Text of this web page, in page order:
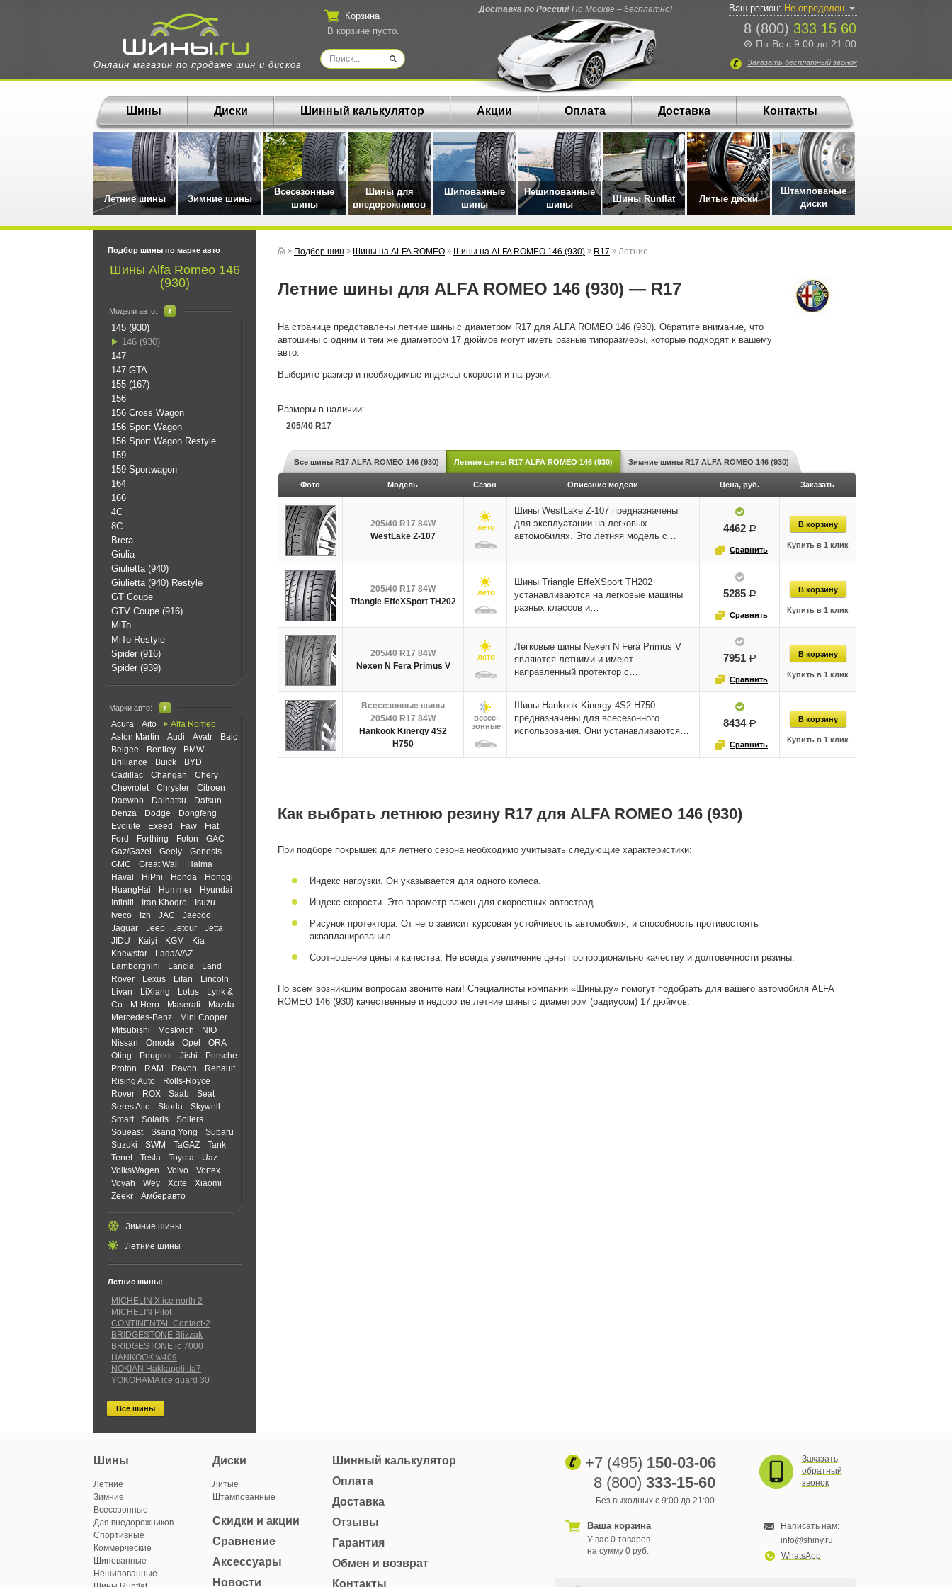
Онлайн магазин по продаже шин и дисков
Доставка по России! По Москве – бесплатно!
8 (800) 333 15 60
Пн-Вс с 9:00 до 21:00
Заказать бесплатный звонок
Корзина
В корзине пусто.
Ваш регион: Не определен
Шины Диски Шинный калькулятор Акции Оплата Доставка Контакты
Летние шины Зимние шины
Всесезонные
шины
Шины для
внедорожников
Шипованные
шины
Нешипованные
шины
Шины Runflat Литые диски
Штампованые
диски
Подбор шины по марке авто
Шины Alfa Romeo 146
(930)
Модели авто:
145 (930)
146 (930)
147
147 GTA
155 (167)
156
156 Cross Wagon
156 Sport Wagon
156 Sport Wagon Restyle
159
159 Sportwagon
164
166
4C
8C
Brera
Giulia
Giulietta (940)
Giulietta (940) Restyle
GT Coupe
GTV Coupe (916)
MiTo
MiTo Restyle
Spider (916)
Spider (939)
Марки авто:
Acura Aito
Alfa Romeo
Aston Martin
Audi Avatr
Baic
Belgee
Bentley
BMW
Brilliance
Buick
BYD
Cadillac
Changan
Chery
Chevrolet
Chrysler
Citroen
Daewoo
Daihatsu
Datsun
Denza
Dodge
Dongfeng
Evolute
Exeed Faw
Fiat
Ford
Forthing Foton
GAC
Gaz/Gazel
Geely
Genesis
GMC
Great Wall
Haima
Haval
HiPhi Honda
Hongqi
HuangHai
Hummer
Hyundai
Infiniti
Iran Khodro
Isuzu
iveco
Izh JAC
Jaecoo
Jaguar
Jeep Jetour
Jetta
JIDU
Kaiyi KGM
Kia
Knewstar
Lada/VAZ
Lamborghini
Lancia
Land
Rover
Lexus Lifan
Lincoln
Livan
LiXiang Lotus
Lynk &
Co
M-Hero Maserati
Mazda
Mercedes-Benz
Mini Cooper
Mitsubishi
Moskvich
NIO
Nissan
Omoda Opel
ORA
Oting
Peugeot Jishi
Porsche
Proton
RAM Ravon
Renault
Rising Auto
Rolls-Royce
Rover
ROX Saab
Seat
Seres Aito
Skoda
Skywell
Smart
Solaris
Sollers
Soueast
Ssang Yong
Subaru
Suzuki
SWM TaGAZ
Tank
Tenet
Tesla Toyota
Uaz
VolksWagen
Volvo
Vortex
Voyah
Wey Xcite
Xiaomi
Zeekr
Амберавто
Зимние шины
Летние шины
Летние шины:
MICHELIN X ice north 2
MICHELIN Pilot
CONTINENTAL Contact-2
BRIDGESTONE Blizzak
BRIDGESTONE ic 7000
HANKOOK w409
NOKIAN Hakkapeliitta7
YOKOHAMA ice guard 30
Все шины
» Подбор шин » Шины на ALFA ROMEO » Шины на ALFA ROMEO 146 (930) » R17 » Летние
Летние шины для ALFA ROMEO 146 (930) — R17
На странице представлены летние шины с диаметром R17 для ALFA ROMEO 146 (930). Обратите внимание, что
автошины с одним и тем же диаметром 17 дюймов могут иметь разные типоразмеры, которые подходят к вашему
авто.
Выберите размер и необходимые индексы скорости и нагрузки.
Размеры в наличии:
205/40 R17
Все шины R17 ALFA ROMEO 146 (930) Летние шины R17 ALFA ROMEO 146 (930) Зимние шины R17 ALFA ROMEO 146 (930)
Фото Модель Сезон Описание модели Цена, руб. Заказать
205/40 R17 84W
WestLake Z-107
лето
Шины WestLake Z-107 предназначены
для эксплуатации на легковых
автомобилях. Это летняя модель с…
4462 руб.
205/40 R17 84W
Triangle EffeXSport TH202
лето
Шины Triangle EffeXSport TH202
устанавливаются на легковые машины
разных классов и…
5285 руб.
205/40 R17 84W
Nexen N Fera Primus V
лето
Легковые шины Nexen N Fera Primus V
являются летними и имеют
направленный протектор с…
7951 руб.
Всесезонные шины
205/40 R17 84W
Hankook Kinergy 4S2
H750
всесе-
зонные
Шины Hankook Kinergy 4S2 H750
предназначены для всесезонного
использования. Они устанавливаются…
8434 руб.
Как выбрать летнюю резину R17 для ALFA ROMEO 146 (930)
При подборе покрышек для летнего сезона необходимо учитывать следующие характеристики:
Индекс нагрузки. Он указывается для одного колеса.
Индекс скорости. Это параметр важен для скоростных автострад.
Рисунок протектора. От него зависит курсовая устойчивость автомобиля, и способность противостоять
аквапланированию.
Соотношение цены и качества. Не всегда увеличение цены пропорционально качеству и долговечности резины.
По всем возникшим вопросам звоните нам! Специалисты компании «Шины.ру» помогут подобрать для вашего автомобиля ALFA
ROMEO 146 (930) качественные и недорогие летние шины с диаметром (радиусом) 17 дюймов.
Шины
Летние
Зимние
Всесезонные
Для внедорожников
Спортивные
Коммерческие
Шипованные
Нешипованные
Диски
Литые
Штампованные
Скидки и акции
Сравнение
Аксессуары
Новости
Шинный калькулятор
Оплата
Доставка
Отзывы
Гарантия
Обмен и возврат
Контакты
+7 (495) 150-03-06
8 (800) 333-15-60
Без выходных с 9:00 до 21:00
Ваша корзина
У вас 0 товаров
на сумму 0 руб.
Заказать
обратный
звонок
Написать нам:
info@shiny.ru
WhatsApp